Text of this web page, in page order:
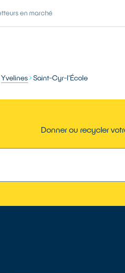
en marché
Yvelines Saint-Cyr-l'École
Donner ou recycler